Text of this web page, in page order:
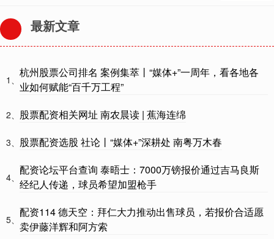
最新文章
1、
杭州股票公司排名 案例集萃丨“媒体+”一周年，看各地各
业如何赋能“百千万工程”
2、 股票配资相关网址 南农晨读 | 蕉海连绵
3、 股票配资选股 社论丨“媒体+”深耕处 南粤万木春
4、
配资论坛平台查询 泰晤士：7000万镑报价通过吉马良斯
经纪人传递，球员希望加盟枪手
5、
配资114 德天空：拜仁大力推动出售球员，若报价合适愿
卖伊藤洋辉和阿方索